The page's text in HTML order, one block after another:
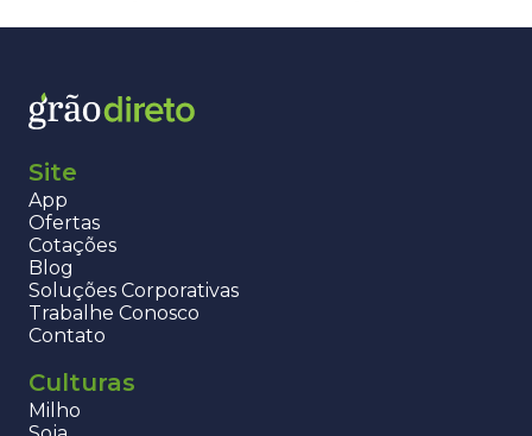
Site
App
Ofertas
Cotações
Blog
Soluções Corporativas
Trabalhe Conosco
Contato
Culturas
Milho